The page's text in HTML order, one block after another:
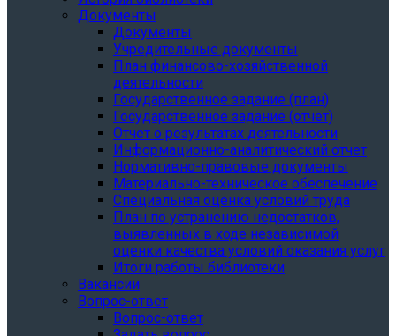
Документы
Документы
Учредительные документы
План финансово-хозяйственной
деятельности
Государственное задание (план)
Государственное задание (отчет)
Отчет о результатах деятельности
Информационно-аналитический отчет
Нормативно-правовые документы
Материально-техническое обеспечение
Специальная оценка условий труда
План по устранению недостатков,
выявленных в ходе независимой
оценки качества условий оказания услуг
Итоги работы библиотеки
Вакансии
Вопрос-ответ
Вопрос-ответ